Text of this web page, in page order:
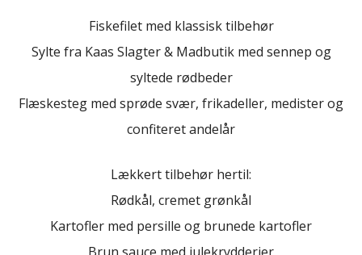
Fiskefilet med klassisk tilbehør
Sylte fra Kaas Slagter & Madbutik med sennep og
syltede rødbeder
Flæskesteg med sprøde svær, frikadeller, medister og
confiteret andelår
Lækkert tilbehør hertil:
Rødkål, cremet grønkål
Kartofler med persille og brunede kartofler
Brun sauce med julekrydderier